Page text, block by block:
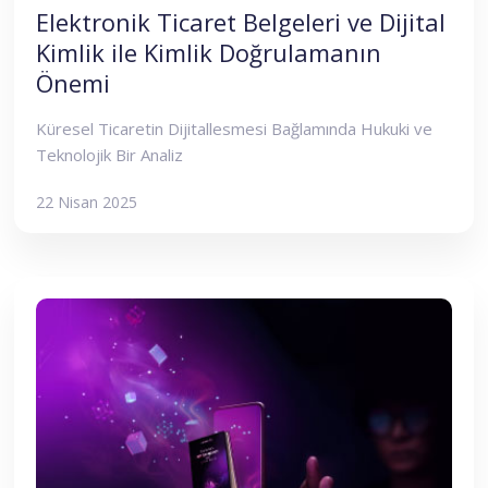
Elektronik Ticaret Belgeleri ve Dijital
Kimlik ile Kimlik Doğrulamanın
Önemi
Küresel Ticaretin Dijitallesmesi Bağlamında Hukuki ve
Teknolojik Bir Analiz
22 Nisan 2025